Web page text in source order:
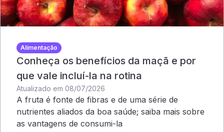
Alimentação
Conheça os benefícios da maçã e por
que vale incluí-la na rotina
Atualizado em 08/07/2026
A fruta é fonte de fibras e de uma série de
nutrientes aliados da boa saúde; saiba mais sobre
as vantagens de consumi-la